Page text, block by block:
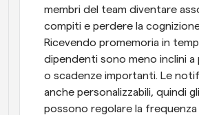
membri del team diventare
compiti e perdere la
Ricevendo promemoria in
dipendenti sono meno inclini
o scadenze importanti. Le
anche personalizzabili, quindi
possono regolare la frequenza